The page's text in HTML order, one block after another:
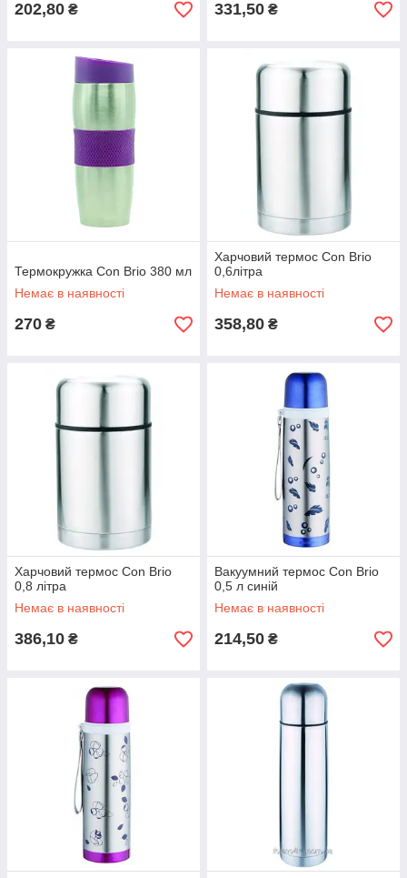
202,80 ₴ 331,50 ₴
Термокружка Con Brio 380 мл
Немає в наявності
270 ₴
Харчовий термос Con Brio
0,6літра
Немає в наявності
358,80 ₴
Харчовий термос Con Brio
0,8 літра
Немає в наявності
386,10 ₴
Вакуумний термос Con Brio
0,5 л синій
Немає в наявності
214,50 ₴